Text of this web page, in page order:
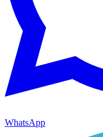
WhatsApp